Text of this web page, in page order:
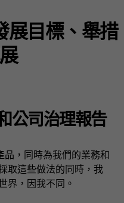
展目標、舉措
公司治理報告
品，同時為我們的業務和
取這些做法的同時，我
界，因我不同。